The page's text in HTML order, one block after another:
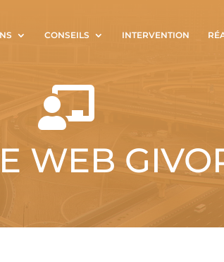
CONSEILS INTERVENTION

WEB